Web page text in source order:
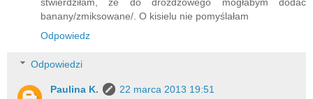
banany/zmiksowane/. O kisielu nie pomyślałam
Odpowiedz
Odpowiedzi
Paulina K.
22 marca 2013 19:51